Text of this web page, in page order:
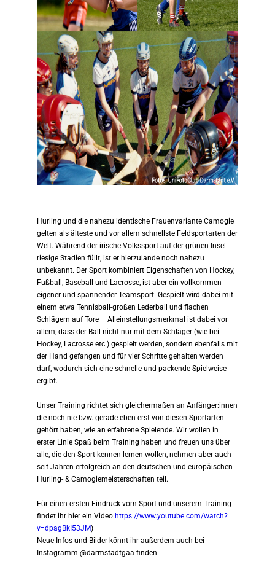
Hurling und die nahezu identische Frauenvariante Camogie
gelten als älteste und vor allem schnellste Feldsportarten der
Welt. Während der irische Volkssport auf der grünen Insel
riesige Stadien füllt, ist er hierzulande noch nahezu
unbekannt. Der Sport kombiniert Eigenschaften von Hockey,
Fußball, Baseball und Lacrosse, ist aber ein vollkommen
eigener und spannender Teamsport. Gespielt wird dabei mit
einem etwa Tennisball-großen Lederball und flachen
Schlägern auf Tore – Alleinstellungsmerkmal ist dabei vor
allem, dass der Ball nicht nur mit dem Schläger (wie bei
Hockey, Lacrosse etc.) gespielt werden, sondern ebenfalls mit
der Hand gefangen und für vier Schritte gehalten werden
darf, wodurch sich eine schnelle und packende Spielweise
ergibt.
Unser Training richtet sich gleichermaßen an Anfänger:innen
die noch nie bzw. gerade eben erst von diesen Sportarten
gehört haben, wie an erfahrene Spielende. Wir wollen in
erster Linie Spaß beim Training haben und freuen uns über
alle, die den Sport kennen lernen wollen, nehmen aber auch
seit Jahren erfolgreich an den deutschen und europäischen
Hurling- & Camogiemeisterschaften teil.
Für einen ersten Eindruck vom Sport und unserem Training
findet ihr hier ein Video https://www.youtube.com/watch?
v=dpagBkI53JM)
Neue Infos und Bilder könnt ihr außerdem auch bei
Instagramm @darmstadtgaa finden.